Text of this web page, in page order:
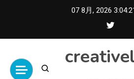
07 8月, 2026